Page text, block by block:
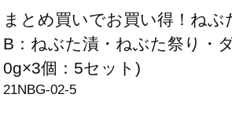
まとめ買いでお買い得！ねぶ
B：ねぶた漬・ねぶた祭り・
0g×3個：5セット)
21NBG-02-5